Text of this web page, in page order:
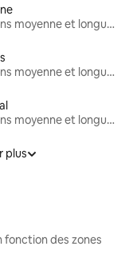
Locations moyenne et longue durée
Locations moyenne et longue durée
Locations moyenne et longue durée
plus
fonction des zones